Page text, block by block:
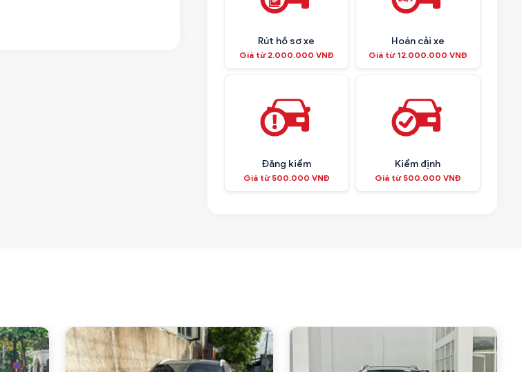
Rút hồ sơ xe
Giá từ 2.000.000 VNĐ
Hoán cải xe
Giá từ 12.000.000 VNĐ
Đăng kiểm
Giá từ 500.000 VNĐ
Kiểm định
Giá từ 500.000 VNĐ